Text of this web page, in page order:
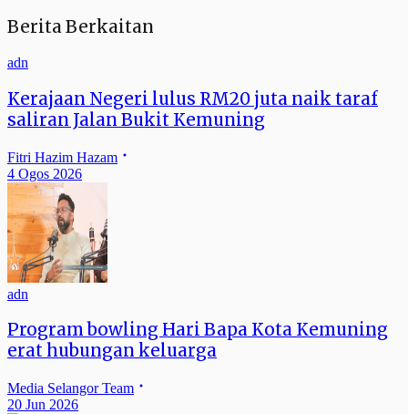
Berita Berkaitan
adn
Kerajaan Negeri lulus RM20 juta naik taraf
saliran Jalan Bukit Kemuning
Fitri Hazim Hazam
4 Ogos 2026
adn
Program bowling Hari Bapa Kota Kemuning
erat hubungan keluarga
Media Selangor Team
20 Jun 2026